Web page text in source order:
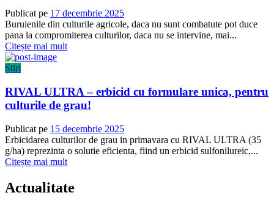
Publicat pe 17 decembrie 2025
Buruienile din culturile agricole, daca nu sunt combatute pot duce
pana la compromiterea culturilor, daca nu se intervine, mai...
Citește mai mult
Știri
RIVAL ULTRA – erbicid cu formulare unica, pentru
culturile de grau!
Publicat pe 15 decembrie 2025
Erbicidarea culturilor de grau in primavara cu RIVAL ULTRA (35
g/ha) reprezinta o solutie eficienta, fiind un erbicid sulfonilureic,...
Citește mai mult
Actualitate